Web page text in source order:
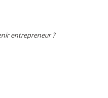
entrepreneur ?